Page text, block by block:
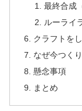
最終合成
ルーライ
クラフトを
なぜ今つく
懸念事項
まとめ